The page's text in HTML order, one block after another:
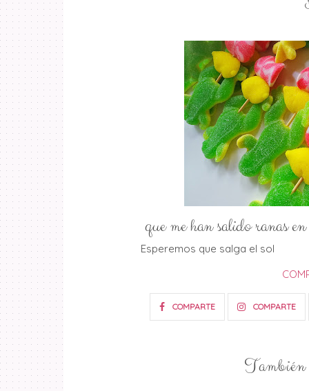
que me han salido ranas
Esperemos que salga el sol
COMPARTE COMPARTE
También